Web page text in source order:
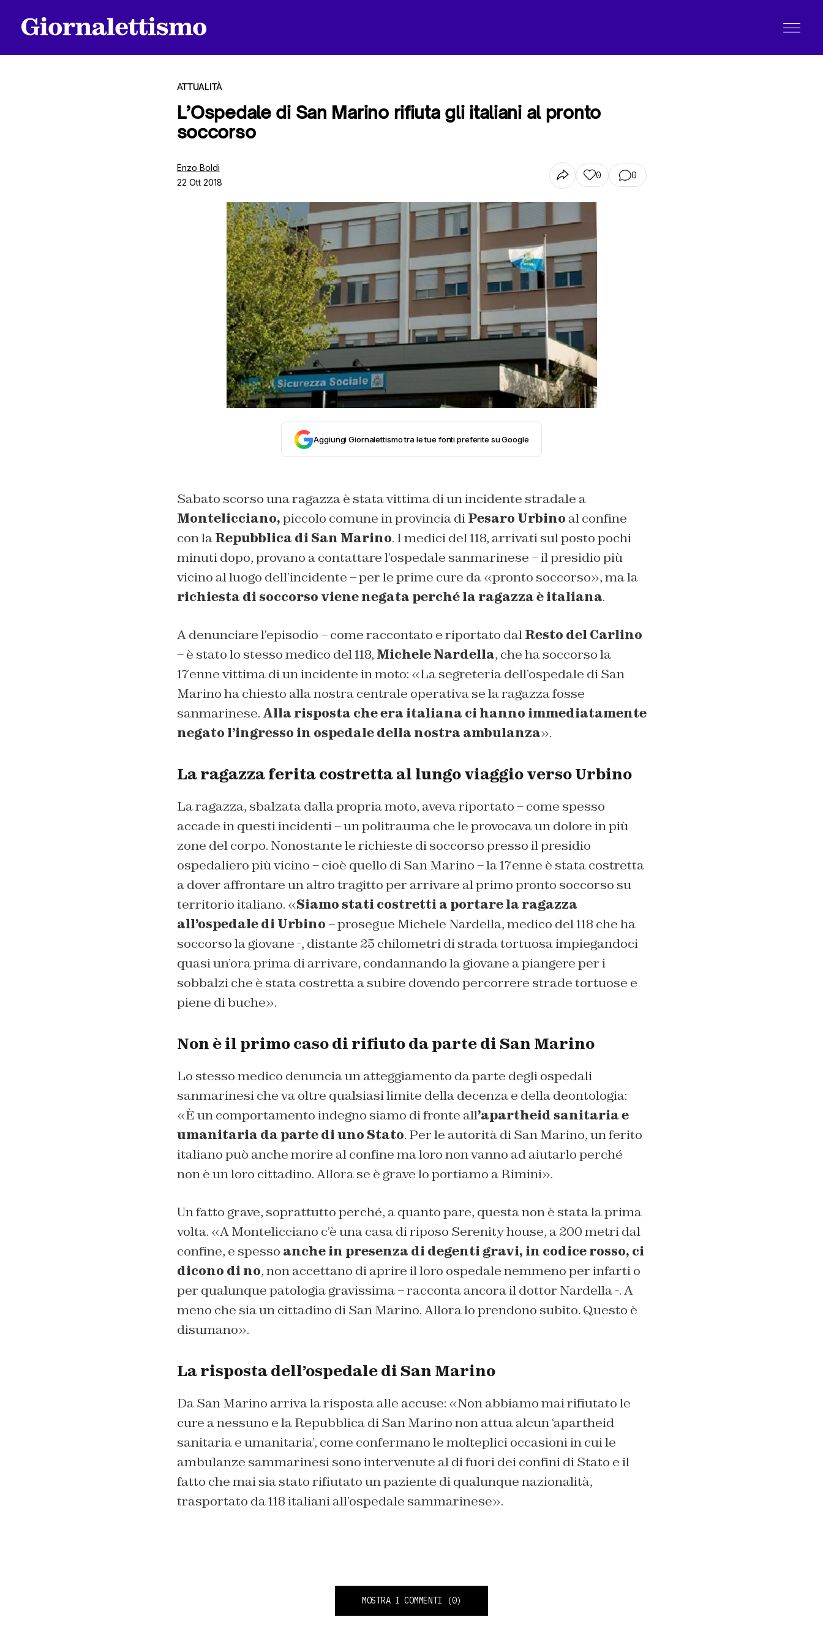
ATTUALITÀ
L’Ospedale di San Marino rifiuta gli italiani al pronto
soccorso
Enzo Boldi
22 Ott 2018
0 0
Aggiungi Giornalettismo tra le tue fonti preferite su Google
Sabato scorso una ragazza è stata vittima di un incidente stradale a
Montelicciano,piccolo comune in provincia diPesaro Urbino al confine
con laRepubblica di San Marino. I medici del 118, arrivati sul posto pochi
minuti dopo, provano a contattare l’ospedale sanmarinese – il presidio più
vicino al luogo dell’incidente – per le prime cure da «pronto soccorso», ma la
richiesta di soccorso viene negata perché la ragazza è italiana.
A denunciare l’episodio – come raccontato e riportato dalResto del Carlino
– è stato lo stesso medico del 118, Michele Nardella, che ha soccorso la
17enne vittima di un incidente in moto: «La segreteria dell’ospedale di San
Marino ha chiesto alla nostra centrale operativa se la ragazza fosse
sanmarinese. Alla risposta che era italiana ci hanno immediatamente
negato l’ingresso in ospedale della nostra ambulanza».
La ragazza ferita costretta al lungo viaggio verso Urbino
La ragazza, sbalzata dalla propria moto, aveva riportato – come spesso
accade in questi incidenti – un politrauma che le provocava un dolore in più
zone del corpo. Nonostante le richieste di soccorso presso il presidio
ospedaliero più vicino – cioè quello di San Marino – la 17enne è stata costretta
a dover affrontare un altro tragitto per arrivare al primo pronto soccorso su
territorio italiano. «Siamo stati costretti a portare la ragazza
all’ospedale di Urbino– prosegue Michele Nardella, medico del 118 che ha
soccorso la giovane -, distante 25 chilometri di strada tortuosa impiegandoci
quasi un’ora prima di arrivare, condannando la giovane a piangere per i
sobbalzi che è stata costretta a subire dovendo percorrere strade tortuose e
piene di buche».
Non è il primo caso di rifiuto da parte di San Marino
Lo stesso medico denuncia un atteggiamento da parte degli ospedali
sanmarinesi che va oltre qualsiasi limite della decenza e della deontologia:
«È un comportamento indegno siamo di fronte all’apartheid sanitaria e
umanitaria da parte di uno Stato. Per le autorità di San Marino, un ferito
italiano può anche morire al confine ma loro non vanno ad aiutarlo perché
non è un loro cittadino. Allora se è grave lo portiamo a Rimini».
Un fatto grave, soprattutto perché, a quanto pare, questa non è stata la prima
volta. «A Montelicciano c’è una casa di riposo Serenity house, a 200 metri dal
confine, e spesso anche in presenza di degenti gravi, in codice rosso, ci
dicono di no, non accettano di aprire il loro ospedale nemmeno per infarti o
per qualunque patologia gravissima – racconta ancora il dottor Nardella -. A
meno che sia un cittadino di San Marino. Allora lo prendono subito. Questo è
disumano».
La risposta dell’ospedale di San Marino
Da San Marino arriva la risposta alle accuse: «Non abbiamo mai rifiutato le
cure a nessuno e la Repubblica di San Marino non attua alcun ‘apartheid
sanitaria e umanitaria’, come confermano le molteplici occasioni in cui le
ambulanze sammarinesi sono intervenute al di fuori dei confini di Stato e il
fatto che mai sia stato rifiutato un paziente di qualunque nazionalità,
trasportato da 118 italiani all’ospedale sammarinese».
MOSTRA I COMMENTI (0)